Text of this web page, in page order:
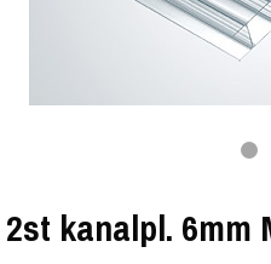
2st kanalpl. 6mm